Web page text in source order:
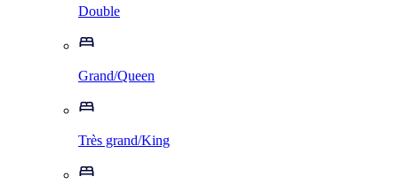
Double
Grand/Queen
Très grand/King